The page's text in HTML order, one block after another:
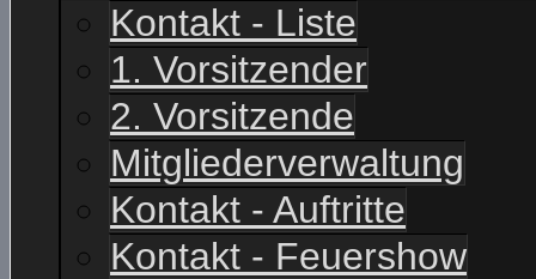
Kontakt - Liste
1. Vorsitzender
2. Vorsitzende
Mitgliederverwaltung
Kontakt - Auftritte
Kontakt - Feuershow